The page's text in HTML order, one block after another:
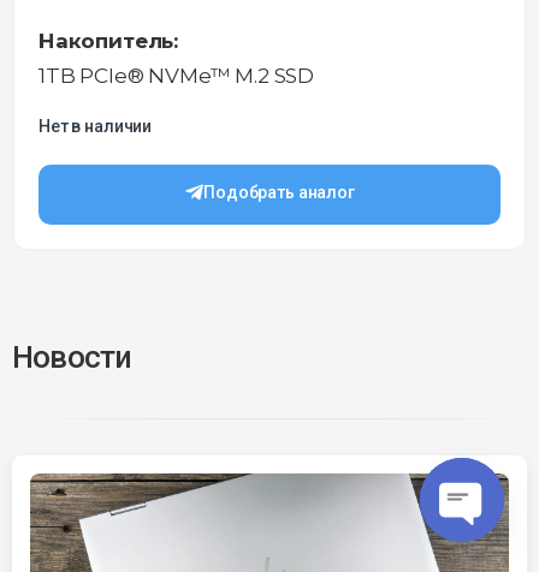
Накопитель:
1TB PCIe® NVMe™ M.2 SSD
Нет в наличии
Подобрать аналог
Новости
O